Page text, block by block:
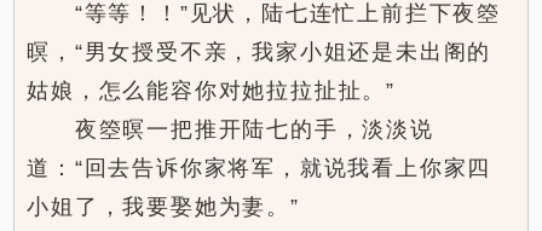
“等等！！”见状，陆七连忙上前拦下夜箜
暝，“男女授受不亲，我家小姐还是未出阁的
姑娘，怎么能容你对她拉拉扯扯。”
夜箜暝一把推开陆七的手，淡淡说
道：“回去告诉你家将军，就说我看上你家四
小姐了，我要娶她为妻。”